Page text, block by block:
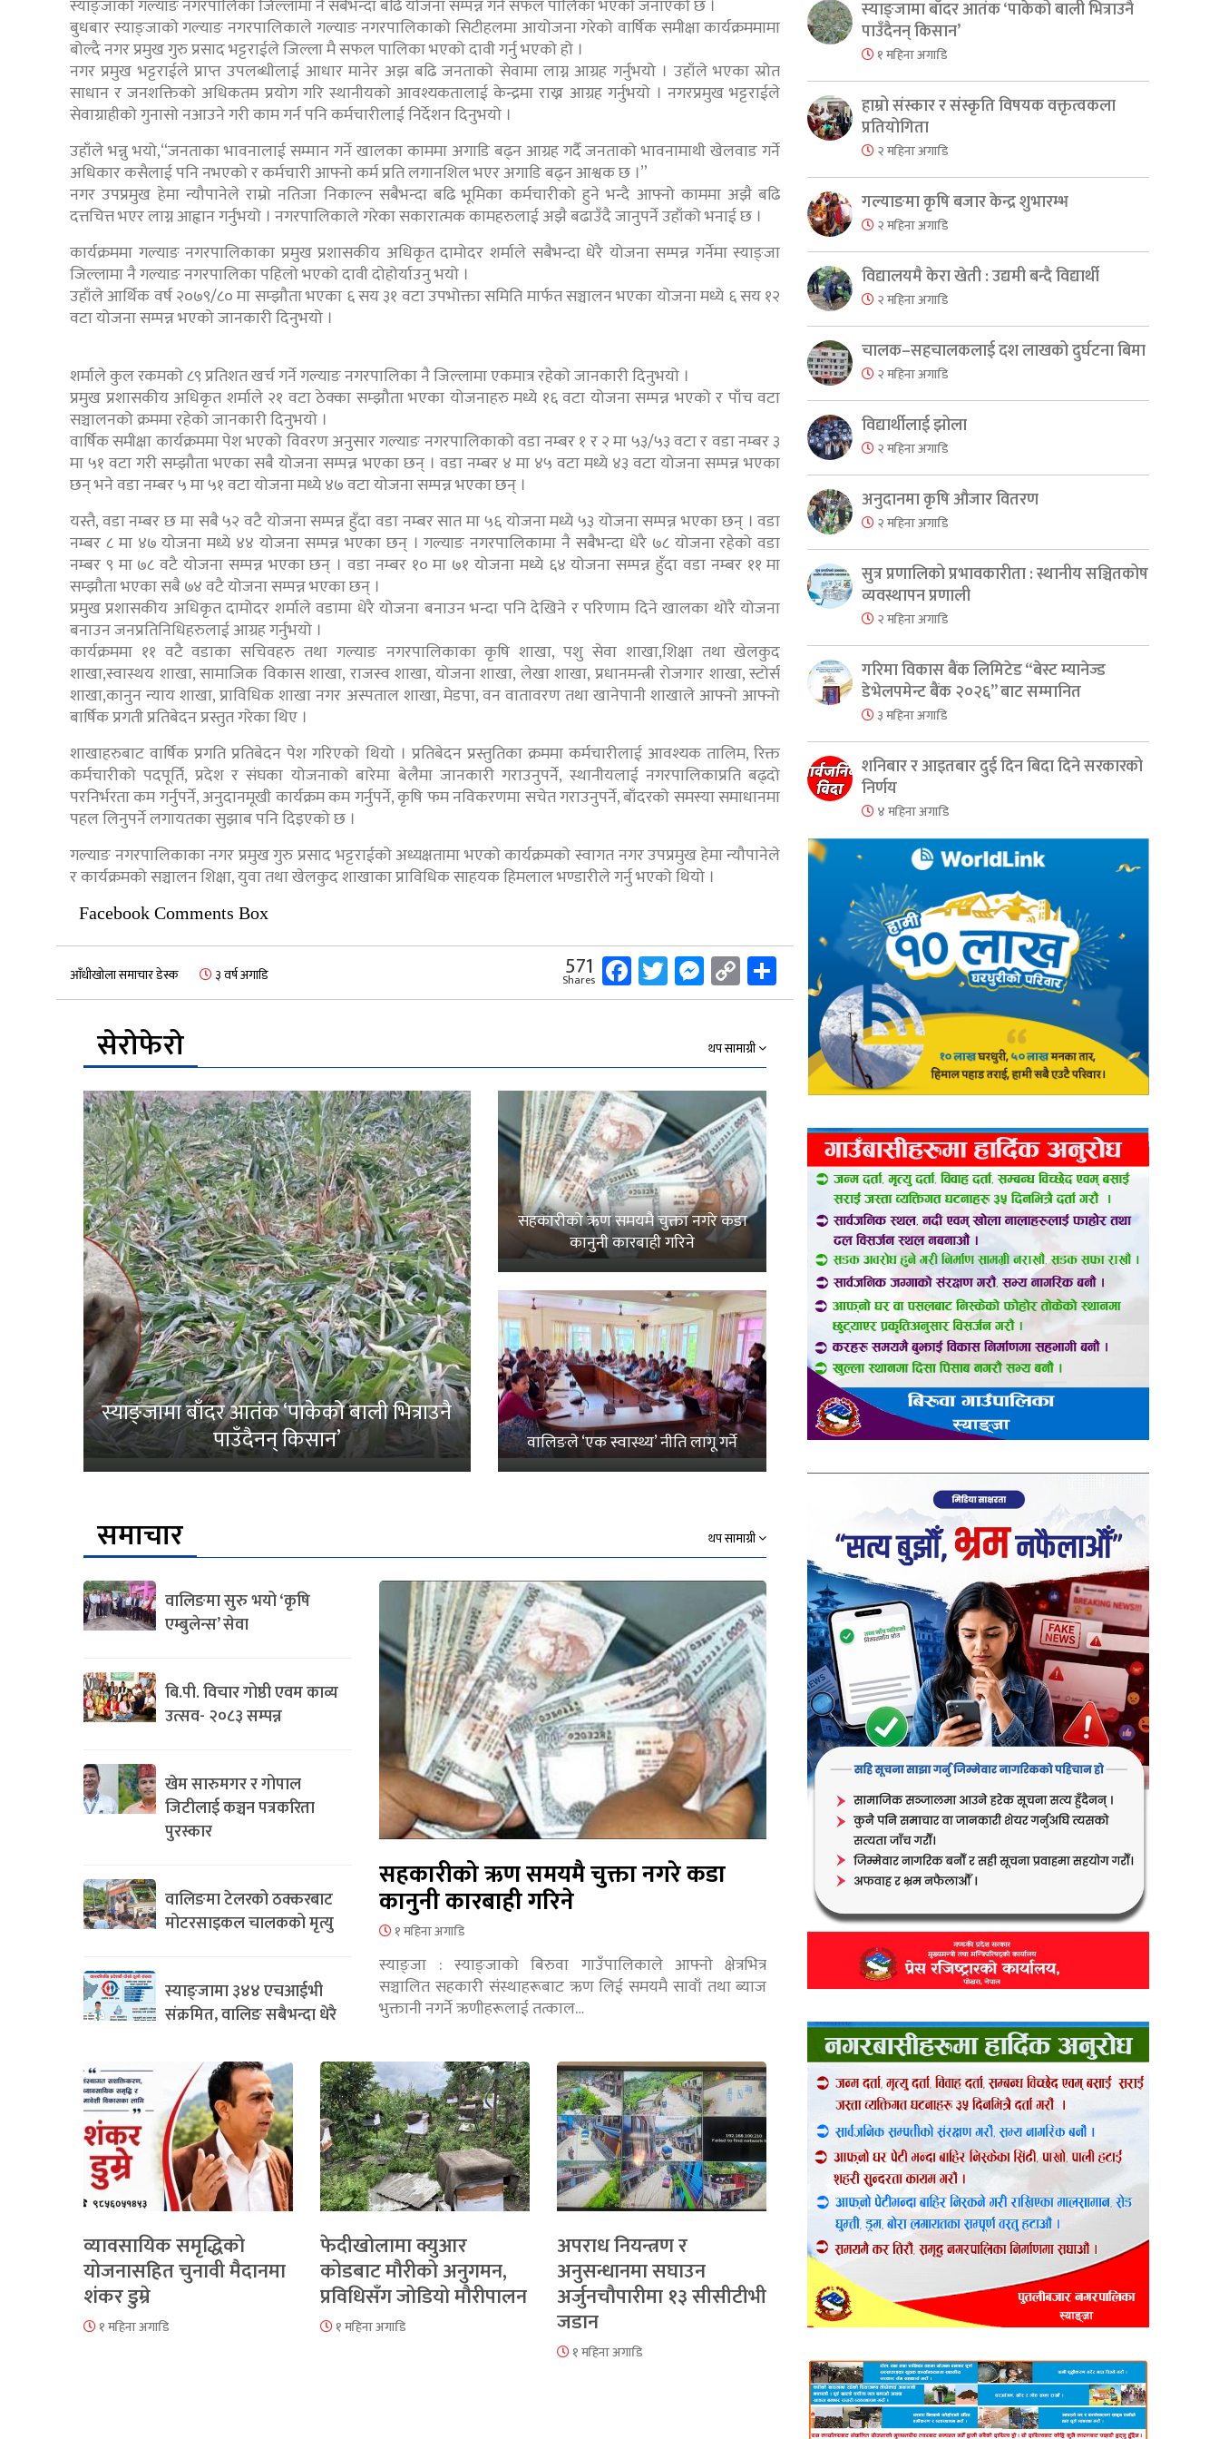
स्याङ्जाको गल्याङ नगरपालिका जिल्लामा नै सबैभन्दा बढि योजना सम्पन्न गर्न सफल पालिका भएको जनाएको छ ।
बुधबार स्याङ्जाको गल्याङ नगरपालिकाले गल्याङ नगरपालिकाको सिटीहलमा आयोजना गरेको वार्षिक समीक्षा कार्यक्रममामा
बोल्दै नगर प्रमुख गुरु प्रसाद भट्टराईले जिल्ला मै सफल पालिका भएको दावी गर्नु भएको हो ।
नगर प्रमुख भट्टराईले प्राप्त उपलब्धीलाई आधार मानेर अझ बढि जनताको सेवामा लाग्न आग्रह गर्नुभयो । उहाँले भएका स्रोत
साधान र जनशक्तिको अधिकतम प्रयोग गरि स्थानीयको आवश्यकतालाई केन्द्रमा राख्न आग्रह गर्नुभयो । नगरप्रमुख भट्टराईले
सेवाग्राहीको गुनासो नआउने गरी काम गर्न पनि कर्मचारीलाई निर्देशन दिनुभयो ।
उहाँले भन्नु भयो,“जनताका भावनालाई सम्मान गर्ने खालका काममा अगाडि बढ्न आग्रह गर्दै जनताको भावनामाथी खेलवाड गर्ने
अधिकार कसैलाई पनि नभएको र कर्मचारी आफ्नो कर्म प्रति लगानशिल भएर अगाडि बढ्न आश्वक छ ।”
नगर उपप्रमुख हेमा न्यौपानेले राम्रो नतिजा निकाल्न सबैभन्दा बढि भूमिका कर्मचारीको हुने भन्दै आफ्नो काममा अझै बढि
दत्तचित्त भएर लाग्न आह्वान गर्नुभयो । नगरपालिकाले गरेका सकारात्मक कामहरुलाई अझै बढाउँदै जानुपर्ने उहाँको भनाई छ ।
कार्यक्रममा गल्याङ नगरपालिकाका प्रमुख प्रशासकीय अधिकृत दामोदर शर्माले सबैभन्दा धेरै योजना सम्पन्न गर्नेमा स्याङ्जा
जिल्लामा नै गल्याङ नगरपालिका पहिलो भएको दावी दोहोर्याउनु भयो ।
उहाँले आर्थिक वर्ष २०७९/८० मा सम्झौता भएका ६ सय ३१ वटा उपभोक्ता समिति मार्फत सञ्चालन भएका योजना मध्ये ६ सय १२
वटा योजना सम्पन्न भएको जानकारी दिनुभयो ।
शर्माले कुल रकमको ८९ प्रतिशत खर्च गर्ने गल्याङ नगरपालिका नै जिल्लामा एकमात्र रहेको जानकारी दिनुभयो ।
प्रमुख प्रशासकीय अधिकृत शर्माले २१ वटा ठेक्का सम्झौता भएका योजनाहरु मध्ये १६ वटा योजना सम्पन्न भएको र पाँच वटा
सञ्चालनको क्रममा रहेको जानकारी दिनुभयो ।
वार्षिक समीक्षा कार्यक्रममा पेश भएको विवरण अनुसार गल्याङ नगरपालिकाको वडा नम्बर १ र २ मा ५३/५३ वटा र वडा नम्बर ३
मा ५१ वटा गरी सम्झौता भएका सबै योजना सम्पन्न भएका छन् । वडा नम्बर ४ मा ४५ वटा मध्ये ४३ वटा योजना सम्पन्न भएका
छन् भने वडा नम्बर ५ मा ५१ वटा योजना मध्ये ४७ वटा योजना सम्पन्न भएका छन् ।
यस्तै, वडा नम्बर छ मा सबै ५२ वटै योजना सम्पन्न हुँदा वडा नम्बर सात मा ५६ योजना मध्ये ५३ योजना सम्पन्न भएका छन् । वडा
नम्बर ८ मा ४७ योजना मध्ये ४४ योजना सम्पन्न भएका छन् । गल्याङ नगरपालिकामा नै सबैभन्दा धेरै ७८ योजना रहेको वडा
नम्बर ९ मा ७८ वटै योजना सम्पन्न भएका छन् । वडा नम्बर १० मा ७१ योजना मध्ये ६४ योजना सम्पन्न हुँदा वडा नम्बर ११ मा
सम्झौता भएका सबै ७४ वटै योजना सम्पन्न भएका छन् ।
प्रमुख प्रशासकीय अधिकृत दामोदर शर्माले वडामा धेरै योजना बनाउन भन्दा पनि देखिने र परिणाम दिने खालका थोरै योजना
बनाउन जनप्रतिनिधिहरुलाई आग्रह गर्नुभयो ।
कार्यक्रममा ११ वटै वडाका सचिवहरु तथा गल्याङ नगरपालिकाका कृषि शाखा, पशु सेवा शाखा,शिक्षा तथा खेलकुद
शाखा,स्वास्थय शाखा, सामाजिक विकास शाखा, राजस्व शाखा, योजना शाखा, लेखा शाखा, प्रधानमन्त्री रोजगार शाखा, स्टोर्स
शाखा,कानुन न्याय शाखा, प्राविधिक शाखा नगर अस्पताल शाखा, मेडपा, वन वातावरण तथा खानेपानी शाखाले आफ्नो आफ्नो
बार्षिक प्रगती प्रतिबेदन प्रस्तुत गरेका थिए ।
शाखाहरुबाट वार्षिक प्रगति प्रतिबेदन पेश गरिएको थियो । प्रतिबेदन प्रस्तुतिका क्रममा कर्मचारीलाई आवश्यक तालिम, रिक्त
कर्मचारीको पदपूर्ति, प्रदेश र संघका योजनाको बारेमा बेलैमा जानकारी गराउनुपर्ने, स्थानीयलाई नगरपालिकाप्रति बढ्दो
परनिर्भरता कम गर्नुपर्ने, अनुदानमूखी कार्यक्रम कम गर्नुपर्ने, कृषि फम नविकरणमा सचेत गराउनुपर्ने, बाँदरको समस्या समाधानमा
पहल लिनुपर्ने लगायतका सुझाब पनि दिइएको छ ।
गल्याङ नगरपालिकाका नगर प्रमुख गुरु प्रसाद भट्टराईको अध्यक्षतामा भएको कार्यक्रमको स्वागत नगर उपप्रमुख हेमा न्यौपानेले
र कार्यक्रमको सञ्चालन शिक्षा, युवा तथा खेलकुद शाखाका प्राविधिक साहयक हिमलाल भण्डारीले गर्नु भएको थियो ।
Facebook Comments Box
आँधीखोला समाचार डेस्क ३ वर्ष अगाडि 571
Shares Facebook
Twitter
Messenger
Copy
Link
Share
सेरोफेरो
थप सामाग्री
स्याङ्जामा बाँदर आतंक ‘पाकेको बाली भित्राउनै
पाउँदैनन् किसान’
सहकारीको ऋण समयमै चुक्ता नगरे कडा
कानुनी कारबाही गरिने
वालिङले ‘एक स्वास्थ्य’ नीति लागू गर्ने
समाचार थप सामाग्री
वालिङमा सुरु भयो ‘कृषि
एम्बुलेन्स’ सेवा
बि.पी. विचार गोष्ठी एवम काव्य
उत्सव- २०८३ सम्पन्न
खेम सारुमगर र गोपाल
जिटीलाई कञ्चन पत्रकरिता
पुरस्कार
वालिङमा टेलरको ठक्करबाट
मोटरसाइकल चालकको मृत्यु
स्याङ्जामा ३४४ एचआईभी
संक्रमित, वालिङ सबैभन्दा धेरै
सहकारीको ऋण समयमै चुक्ता नगरे कडा
कानुनी कारबाही गरिने
१ महिना अगाडि
स्याङ्जा : स्याङ्जाको बिरुवा गाउँपालिकाले आफ्नो क्षेत्रभित्र
सञ्चालित सहकारी संस्थाहरूबाट ऋण लिई समयमै सावाँ तथा ब्याज
भुक्तानी नगर्ने ऋणीहरूलाई तत्काल…
व्यावसायिक समृद्धिको
योजनासहित चुनावी मैदानमा
शंकर डुम्रे
१ महिना अगाडि
फेदीखोलामा क्युआर
कोडबाट मौरीको अनुगमन,
प्रविधिसँग जोडियो मौरीपालन
१ महिना अगाडि
अपराध नियन्त्रण र
अनुसन्धानमा सघाउन
अर्जुनचौपारीमा १३ सीसीटीभी
जडान
१ महिना अगाडि
स्याङ्जामा बाँदर आतंक ‘पाकेको बाली भित्राउनै
पाउँदैनन् किसान’
१ महिना अगाडि
हाम्रो संस्कार र संस्कृति विषयक वक्तृत्वकला
प्रतियोगिता
२ महिना अगाडि
गल्याङमा कृषि बजार केन्द्र शुभारम्भ
२ महिना अगाडि
विद्यालयमै केरा खेती : उद्यमी बन्दै विद्यार्थी
२ महिना अगाडि
चालक–सहचालकलाई दश लाखको दुर्घटना बिमा
२ महिना अगाडि
विद्यार्थीलाई झोला
२ महिना अगाडि
अनुदानमा कृषि औजार वितरण
२ महिना अगाडि
सुत्र प्रणालिको प्रभावकारीता : स्थानीय सञ्चितकोष
व्यवस्थापन प्रणाली
२ महिना अगाडि
गरिमा विकास बैंक लिमिटेड “बेस्ट म्यानेज्ड
डेभेलपमेन्ट बैंक २०२६” बाट सम्मानित
३ महिना अगाडि
शनिबार र आइतबार दुई दिन बिदा दिने सरकारको
निर्णय
४ महिना अगाडि